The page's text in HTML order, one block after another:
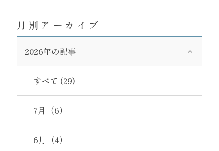
月別アーカイブ
2026年の記事
すべて (29)
7月（6）
6月（4）